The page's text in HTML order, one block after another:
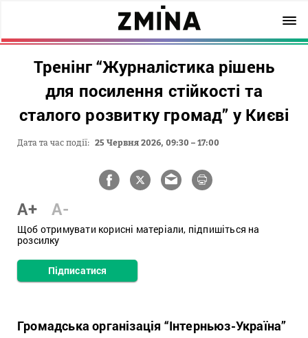
Тренінг “Журналістика рішень
для посилення стійкості та
сталого розвитку громад” у Києві
Дата та час події: 25 Червня 2026, 09:30 – 17:00
A+ A-
Щоб отримувати корисні матеріали, підпишіться на
розсилку
Підписатися
Громадська організація “Інтерньюз-Україна”